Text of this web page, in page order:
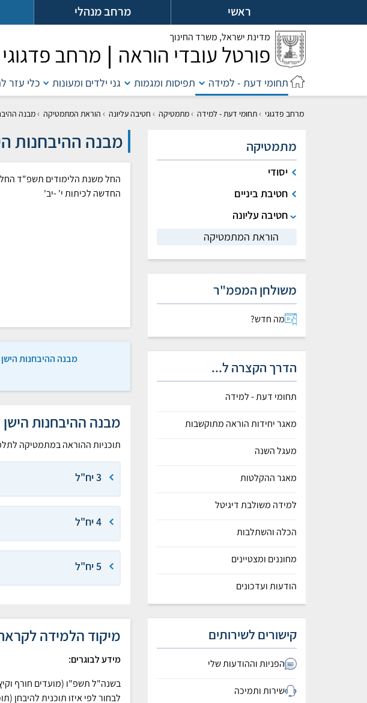
אל
ראשי מרחב מנהלי
מדינת ישראל, משרד החינוך
פורטל עובדי הוראה מרחב פדגוגי
תחומי דעת - למידה תפיסות ומגמות גני ילדים ומעונות כלי עזר
מרחב פדגוגי ›תחומי דעת - למידה ›מתמטיקה › חטיבה עליונה › הוראת המתמטיקה ›מבנה
מבנה ההיבחנות
החל משנת הלימודים תשפ"ד
החדשה לכיתות י' -יב'
מבנה ההיבחנות הישן
מבנה ההיבחנות הישן
תוכניות ההוראה במתמטיקה
3 יח"ל
4 יח"ל
5 יח"ל
מיקוד הלמידה
מידע לבוגרים:
בשנה"ל תשפ"ו (מועדים חורף
לבחור לפי איזו תוכנית להיבחן
מתמטיקה
יסודי
חטיבת ביניים
חטיבה עליונה
הוראת המתמטיקה
משולחן המפמ"ר
מה חדש?
הדרך הקצרה ל...
תחומי דעת - למידה
מאגר יחידות הוראה מתוקשבות
מעגל השנה
מאגר ההקלטות
למידה משולבת דיגיטל
הכלה והשתלבות
מחוננים ומצטיינים
הודעות ועדכונים
קישורים לשירותים
הפניות וההודעות שלי
שירות ותמיכה